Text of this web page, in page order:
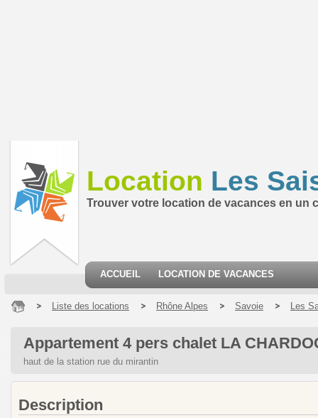
Location Les
Trouver votre location de vacances en un
ACCUEIL LOCATION DE VACANCES
Liste des locations Rhône Alpes Savoie Les
Appartement 4 pers chalet LA
haut de la station rue du mirantin
Description